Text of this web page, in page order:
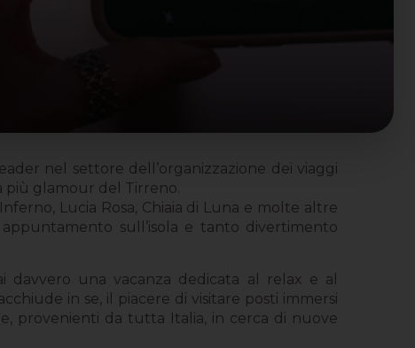
nel settore dell’organizzazione dei viaggi
più glamour del Tirreno.
Lucia Rosa, Chiaia di Luna e molte altre
appuntamento sull’isola e tanto divertimento
davvero una vacanza dedicata al relax e al
in se, il piacere di visitare posti immersi
provenienti da tutta Italia, in cerca di nuove